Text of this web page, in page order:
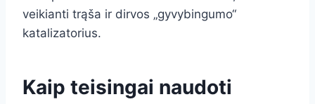
veikianti trąša ir dirvos „gyvybingumo“
katalizatorius.
Kaip teisingai naudoti